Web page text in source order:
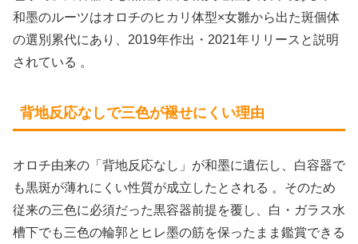
和墨のルーツはオロチのヒカリ体型×女雛から出た斑個体
の選別累代にあり、2019年作出・2021年リリースと説明
されている 。
背地反応なしで三色が褪せにくい理由
オロチ由来の「背地反応なし」が和墨に遺伝し、白容器で
も黒斑が薄れにくい性質が成立したとされる 。そのため
従来の三色に必須だった黒容器前提を覆し、白・ガラス水
槽下でも三色の輪郭とヒレ墨の筋を保ったまま鑑賞できる